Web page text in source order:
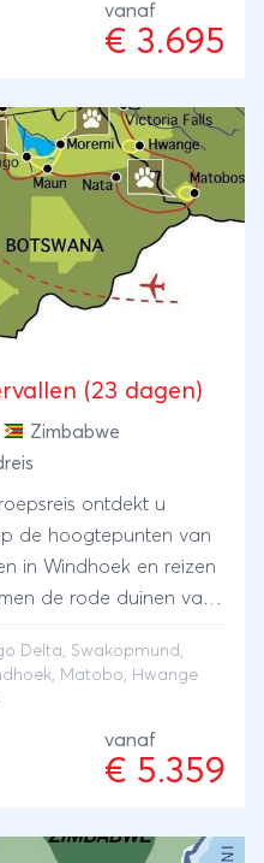
vanaf
€ 3.695
(23 dagen)
Zimbabwe
ontdekt u
de hoogtepunten van
in Windhoek en reizen
de rode duinen van
National Park. In
kanalen van de
Vervolgens
een
eindigt bij de
Delta, Swakopmund ,
Matobo, Hwange
vanaf
€ 5.359